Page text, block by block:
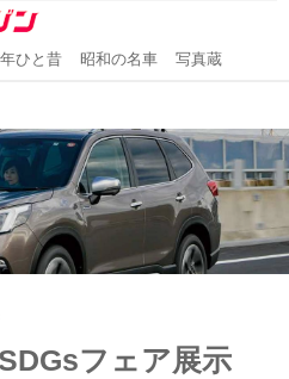
ひと昔 昭和の名車 写真蔵
SDGsフェア展示